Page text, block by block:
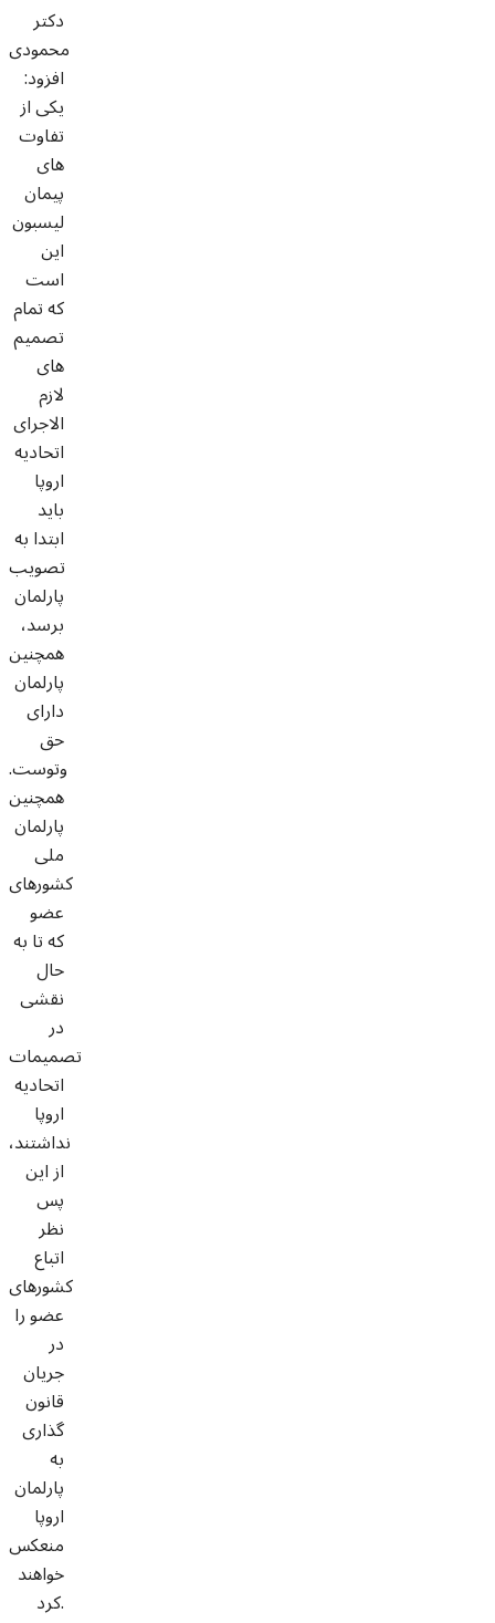
دکتر
محمودی
افزود:
یکی از
تفاوت
های
پیمان
لیسبون
این
است
که تمام
تصمیم
های
لازم
الاجرای
اتحادیه
اروپا
باید
ابتدا به
تصویب
پارلمان
برسد،
همچنین
پارلمان
دارای
حق
وتوست.
همچنین
پارلمان
ملی
کشورهای
عضو
که تا به
حال
نقشی
در
تصمیمات
اتحادیه
اروپا
نداشتند،
از این
پس
نظر
اتباع
کشورهای
عضو را
در
جریان
قانون
گذاری
به
پارلمان
اروپا
منعکس
خواهند
کرد.